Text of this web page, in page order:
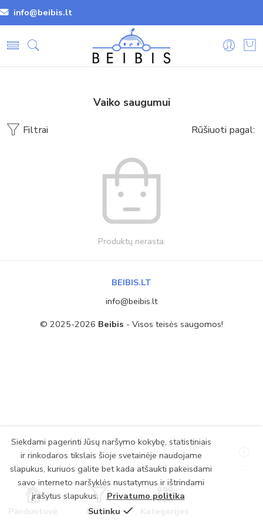
info@beibis.lt
Vaiko saugumui
Filtrai Rūšiuoti pagal:
Produktų nerasta.
BEIBIS.LT
info@beibis.lt
© 2025-2026 Beibis - Visos teisės saugomos!
Filtrai
Siekdami pagerinti Jūsų naršymo kokybę, statistiniais
ir rinkodaros tikslais šioje svetainėje naudojame
slapukus, kuriuos galite bet kada atšaukti pakeisdami
savo interneto naršyklės nustatymus ir ištrindami
įrašytus slapukus.
Privatumo politika
Sutinku